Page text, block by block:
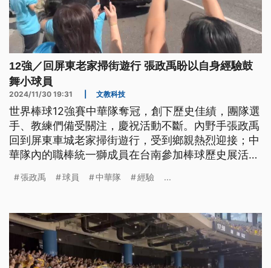
12強／回屏東老家掃街遊行 張政禹盼以自身經驗鼓
舞小球員
2024/11/30 19:31 文教科技
世界棒球12強賽中華隊奪冠，創下歷史佳績，團隊選
手、教練們備受關注，慶祝活動不斷。內野手張政禹
回到屏東車城老家掃街遊行，受到鄉親熱烈迎接；中
華隊內的職棒統一獅成員在台南參加棒球歷史展活
張政禹 球員 中華隊 經驗 ...